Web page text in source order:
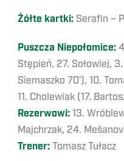
Żółte kartki: Serafin –
Puszcza Niepołomice:
Stępień, 27. Sołowiej,
Siemaszko 70′), 10.
11. Cholewiak (17.
Rezerwowi: 13.
Majchrzak, 24.
Trener: Tomasz Tułacz